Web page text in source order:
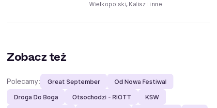
Wielkopolski, Kalisz i inne
Zobacz też
Polecamy: Great September Od Nowa Festiwal
Droga Do Boga Otsochodzi - RIOTT KSW